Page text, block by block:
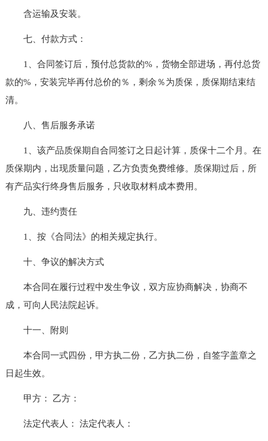
含运输及安装。
七、付款方式：
1、合同签订后，预付总货款的%，货物全部进场，再付总货
款的%，安装完毕再付总价的％，剩余％为质保，质保期结束结
清。
八、售后服务承诺
1、该产品质保期自合同签订之日起计算，质保十二个月。在
质保期内，出现质量问题，乙方负责免费维修。质保期过后，所
有产品实行终身售后服务，只收取材料成本费用。
九、违约责任
1、按《合同法》的相关规定执行。
十、争议的解决方式
本合同在履行过程中发生争议，双方应协商解决，协商不
成，可向人民法院起诉。
十一、附则
本合同一式四份，甲方执二份，乙方执二份，自签字盖章之
日起生效。
甲方： 乙方：
法定代表人： 法定代表人：